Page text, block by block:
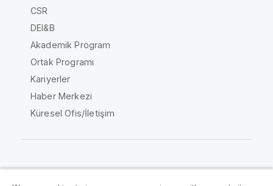
CSR
DEI&B
Akademik Program
Ortak Programı
Kariyerler
Haber Merkezi
Küresel Ofis/İletişim